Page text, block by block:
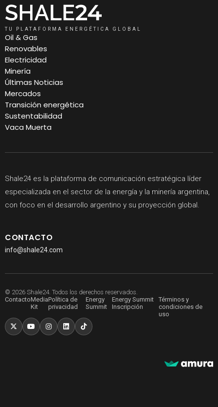
TU PLATAFORMA ENERGÉTICA GLOBAL
Oil & Gas
Renovables
Electricidad
Minería
Últimas Noticias
Mercados
Transición energética
Sustentabilidad
Vaca Muerta
Shale24 es la plataforma de comunicación estratégica líder
especializada en el sector de la energía y la minería argentina,
con foco en el desarrollo argentino y su proyección global.
CONTACTO
info@shale24.com
© 2026 Shale24. Todos los derechos reservados.
ContactoMedia
Kit
Política de
privacidad
Energy
Summit
Energy Summit
Inscripción
Términos y
condiciones de
uso